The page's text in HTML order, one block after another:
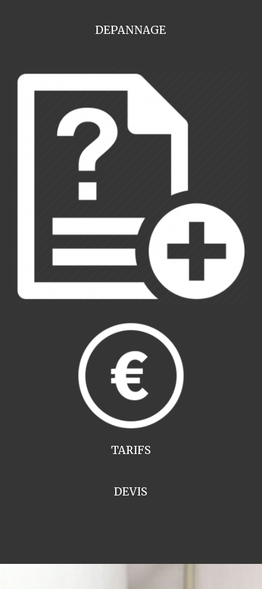
DEPANNAGE
TARIFS
DEVIS